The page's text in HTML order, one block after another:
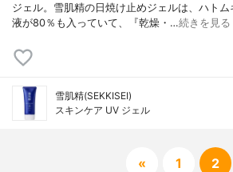
ジェル。雪肌精の日焼け止めジェルは、ハト
液が80％も入っていて、『乾燥・…続きを見る
雪肌精(SEKKISEI)
スキンケア UV ジェル
« 1 2